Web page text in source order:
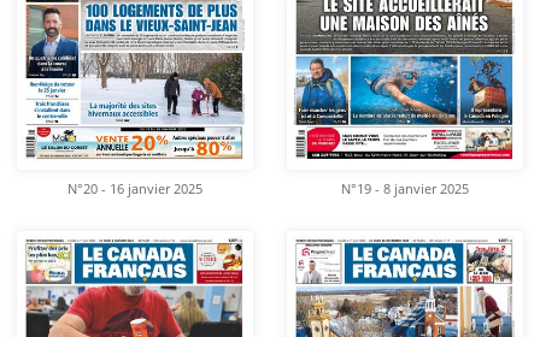
N°20 - 16 janvier 2025 N°19 - 8 janvier 2025